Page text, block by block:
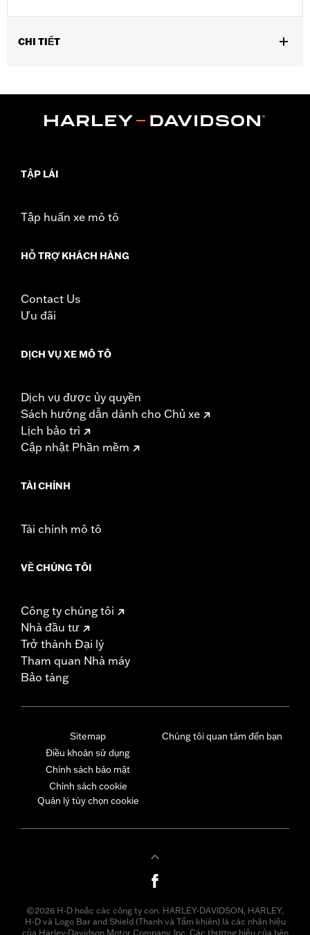
CHI TIẾT
Functional Features:Waterproof,Seam Sealed,Reflective
d.com/warrantyfor full details
TẬP LÁI
Tập huấn xe mô tô
HỖ TRỢ KHÁCH HÀNG
Contact Us
Ưu đãi
DỊCH VỤ XE MÔ TÔ
Dịch vụ được ủy quyền
Sách hướng dẫn dành cho Chủ xe
Lịch bảo trì
Cập nhật Phần mềm
TÀI CHÍNH
Tài chính mô tô
VỀ CHÚNG TÔI
Công ty chúng tôi
Nhà đầu tư
Trở thành Đại lý
Tham quan Nhà máy
Bảo tàng
Sitemap
Điều khoản sử dụng
Chính sách bảo mật
Chính sách cookie
Quản lý tùy chọn cookie
Chúng tôi quan tâm đến bạn
©2026 H-D hoặc các công ty con. HARLEY-DAVIDSON, HARLEY,
H-D và Logo Bar and Shield (Thanh và Tấm khiên) là các nhãn hiệu
của Harley-Davidson Motor Company, Inc. Các thương hiệu của bên